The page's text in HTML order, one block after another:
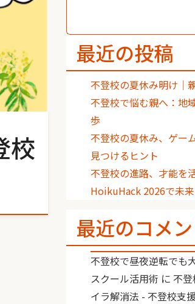
校
最近の投稿
不登校の夏休み明け｜
不登校で悩む親へ：地
歩
不登校の夏休み、ゲー
見つけるヒント
不登校の進路、才能を
HoikuHack 2026で未
最近のコメ
不登校で昼夜逆転でも
スクール活用術 に 不
イラ解消法 - 不登校支